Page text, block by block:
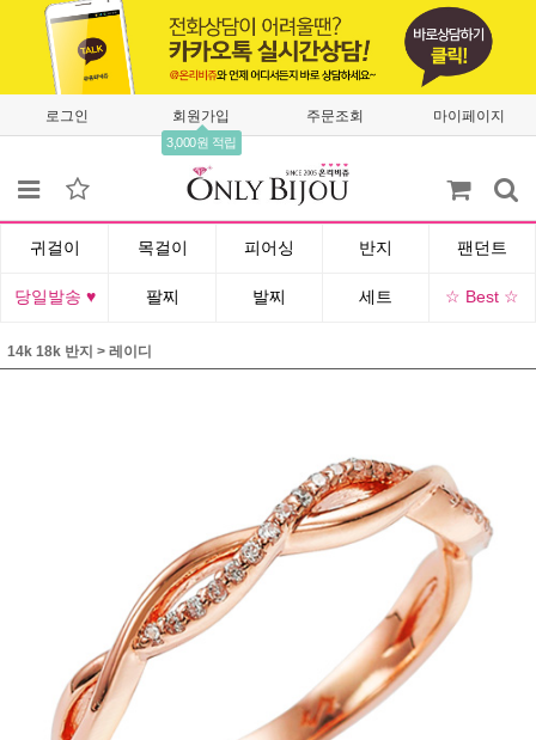
로그인 회원가입
3,000원 적립
주문조회 마이페이지
귀걸이 목걸이 피어싱 반지 팬던트
당일발송 ♥ 팔찌 발찌 세트 ☆ Best ☆
14k 18k 반지 > 레이디